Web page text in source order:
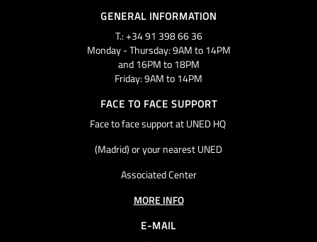
GENERAL INFORMATION
T.: +34 91 398 66 36
Monday - Thursday: 9AM to 14PM
and 16PM to 18PM
Friday: 9AM to 14PM
FACE TO FACE SUPPORT
Face to face support at UNED HQ
(Madrid) or your nearest UNED
Associated Center
MORE INFO
E-MAIL